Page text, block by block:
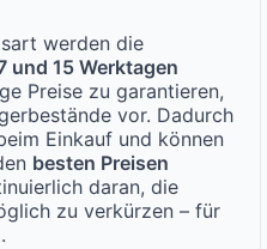
werden die
und 15 Werktagen
Preise zu garantieren,
vor. Dadurch
Einkauf und können
besten Preisen
daran, die
zu verkürzen – für